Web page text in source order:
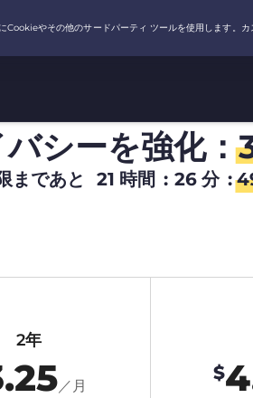
シーを強化：
まであと 21 時間 : 26 分 :
2年
／月
$